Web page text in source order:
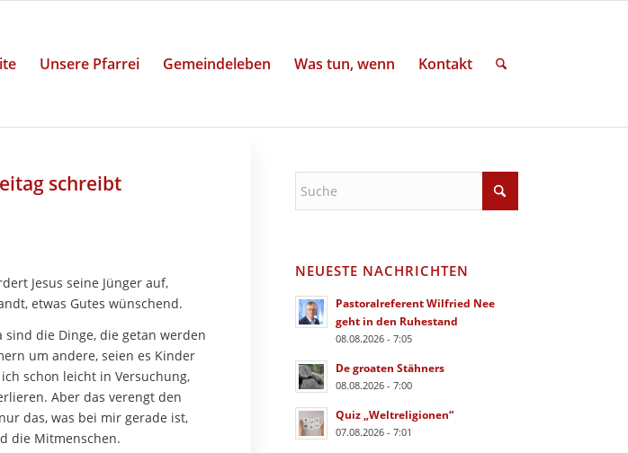
Unsere Pfarrei Gemeindeleben Was tun, wenn Kontakt
schreibt
Jesus seine Jünger auf,
etwas Gutes wünschend.
die Dinge, die getan werden
um andere, seien es Kinder
schon leicht in Versuchung,
Aber das verengt den
das, was bei mir gerade ist,
die Mitmenschen.
NEUESTE NACHRICHTEN
Pastoralreferent Wilfried Nee
geht in den Ruhestand
08.08.2026 - 7:05
De groaten Stähners
08.08.2026 - 7:00
Quiz „Weltreligionen“
07.08.2026 - 7:01